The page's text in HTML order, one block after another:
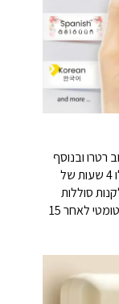
רטרו ובנוסף
סוללה של mAh 1200, בטעינה אחת תקבלו 4 שעות של
סוללות
בנוסף, המדפסת תכבה את עצמה באופן אוטומטי לאחר 15